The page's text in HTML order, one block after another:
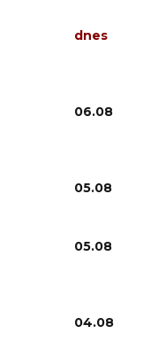
dnes
06.08
05.08
05.08
04.08